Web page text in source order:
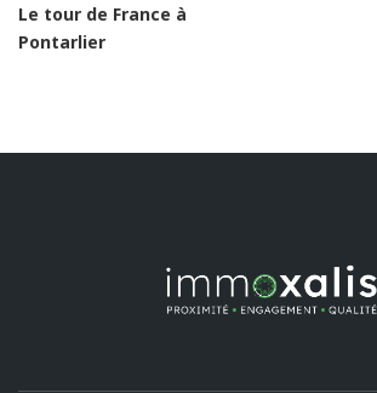
Le tour de France à
Pontarlier